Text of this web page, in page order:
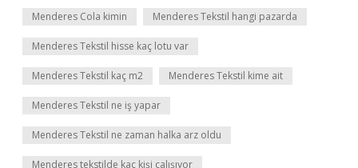
Menderes Cola kimin Menderes Tekstil hangi pazarda
Menderes Tekstil hisse kaç lotu var
Menderes Tekstil kaç m2 Menderes Tekstil kime ait
Menderes Tekstil ne iş yapar
Menderes Tekstil ne zaman halka arz oldu
Menderes tekstilde kaç kişi çalışıyor